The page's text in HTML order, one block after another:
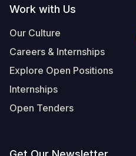
Work with Us
Our Culture
Careers & Internships
Explore Open Positions
Internships
Open Tenders